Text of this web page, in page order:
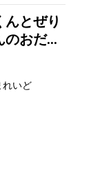
んとぜり
のおだ...
れいど